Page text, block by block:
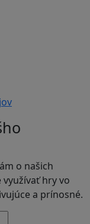
o našich
hry vo
a prínosné.